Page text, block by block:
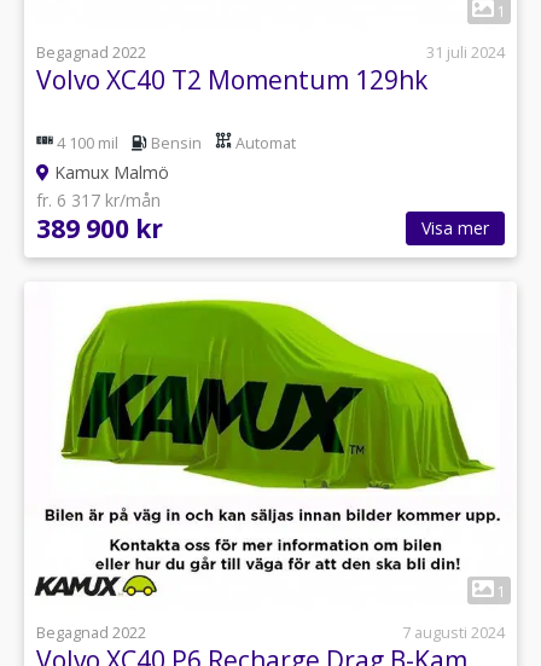
1
Begagnad 2022
31 juli 2024
Volvo XC40 T2 Momentum 129hk
4 100 mil Bensin Automat
Kamux Malmö
fr. 6 317 kr/mån
389 900 kr Visa mer
1
Begagnad 2022
7 augusti 2024